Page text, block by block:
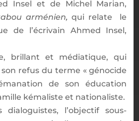
Insel et de Michel Marian,
arménien,qui relate le
de l’écrivain Ahmed Insel,
brillant et médiatique, qui
refus du terme « génocide
de son éducation
kémaliste et nationaliste.
l’objectif sous-